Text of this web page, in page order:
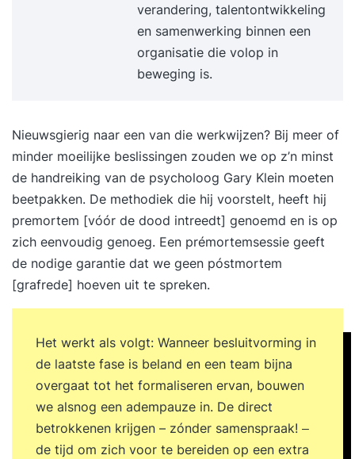
senior professionals (5 tot 7 jaar), in het
bijzonder degenen met teams die hard geraakt
worden door AI of moeite hebben met het boeien
en binden van talent HR professionals,
commerciële en (semi-) publieke organisaties,
staf die teams begeleid, veranderkundigen/ZZP-
ers. Deze opleiding sluit aan bij jou als je: - Een
functie hebt waarbij je bezig bent met
teamontwikkeling, - Je ruime werkervaring hebt
op dit gebied (+5 jaar), - Sturing en leiding wilt
geven aan cultuurontwikkeling & change
verandering, talentontwikkeling
en samenwerking binnen een
organisatie die volop in
beweging is.
Nieuwsgierig naar een van die werkwijzen? Bij meer of
minder moeilijke beslissingen zouden we op z’n minst
de handreiking van de psycholoog Gary Klein moeten
beetpakken. De methodiek die hij voorstelt, heeft hij
premortem [vóór de dood intreedt] genoemd en is op
zich eenvoudig genoeg. Een prémortemsessie geeft
de nodige garantie dat we geen póstmortem
[grafrede] hoeven uit te spreken.
Het werkt als volgt: Wanneer besluitvorming in
de laatste fase is beland en een team bijna
overgaat tot het formaliseren ervan, bouwen
we alsnog een adempauze in. De direct
betrokkenen krijgen – zónder samenspraak! ‒
de tijd om zich voor te bereiden op een extra